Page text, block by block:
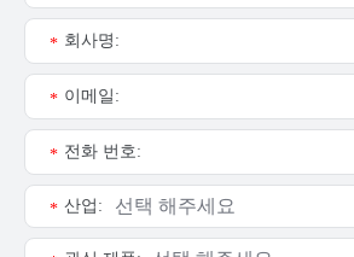
회사명:
*
이메일:
*
전화 번호:
*
산업:
*